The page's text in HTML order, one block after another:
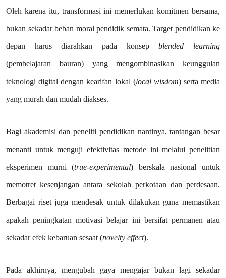
Oleh karena itu, transformasi ini memerlukan komitmen bersama,
bukan sekadar beban moral pendidik semata. Target pendidikan ke
depan harus diarahkan pada konsepblended learning
(pembelajaran bauran) yang mengombinasikan keunggulan
teknologi digital dengan kearifan lokal (local wisdom) serta media
yang murah dan mudah diakses.
Bagi akademisi dan peneliti pendidikan nantinya, tantangan besar
menanti untuk menguji efektivitas metode ini melalui penelitian
eksperimen murni (true-experimental) berskala nasional untuk
memotret kesenjangan antara sekolah perkotaan dan perdesaan.
Berbagai riset juga mendesak untuk dilakukan guna memastikan
apakah peningkatan motivasi belajar ini bersifat permanen atau
sekadar efek kebaruan sesaat (novelty effect).
Pada akhirnya, mengubah gaya mengajar bukan lagi sekadar